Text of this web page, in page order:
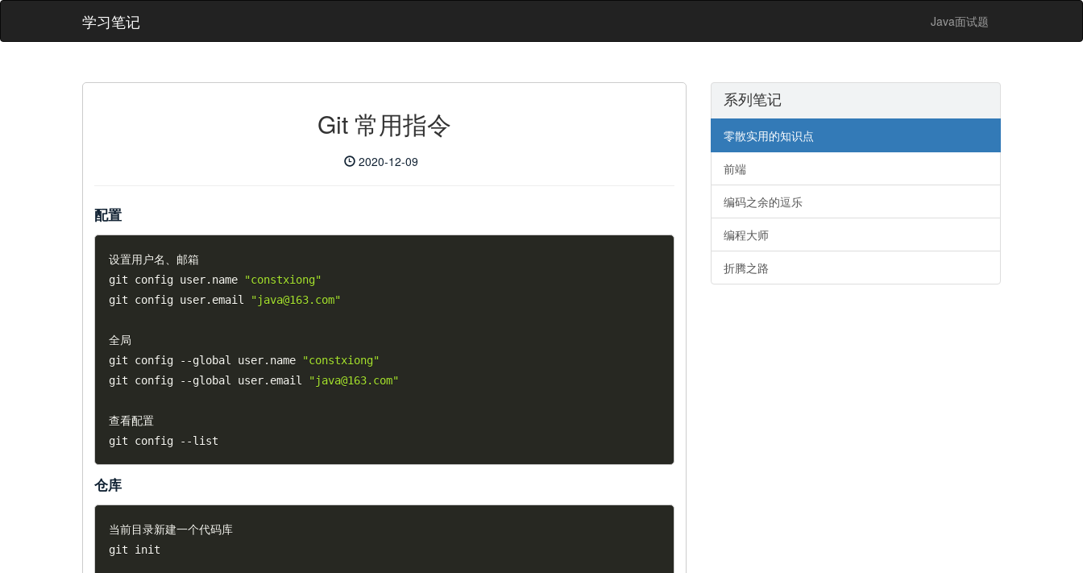
学习笔记 Java面试题
Git 常用指令
2020-12-09
配置
设置用户名、邮箱
git config user. name
"constxiong"
git config user. email "java@163.com"
全局
git config
--global user. name
"constxiong"
git config
--global user. email "java@163.com"
查看配置
git config
--
仓库
当前目录新建一个代码库
git init
系列笔记
零散实用的知识点
前端
编码之余的逗乐
编程大师
折腾之路